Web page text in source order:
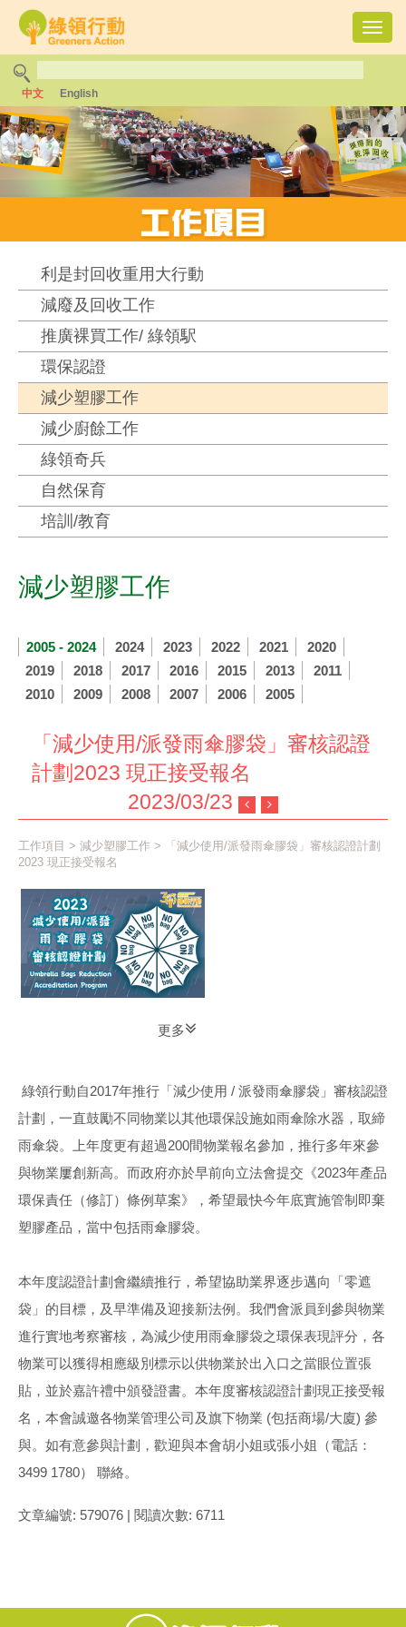
中文 English
利是封回收重用大行動
減廢及回收工作
推廣裸買工作/ 綠領駅
環保認證
減少塑膠工作
減少廚餘工作
綠領奇兵
自然保育
培訓/教育
減少塑膠工作
2005 - 2024 2024 2023 2022 2021
2020
2019
2018 2017 2016 2015 2013
2011
2010
2009 2008 2007 2006 2005
「減少使用/派發雨傘膠袋」審核認證
計劃2023 現正接受報名
2023/03/23
工作項目 > 減少塑膠工作 > 「減少使用/派發雨傘膠袋」審核認證計劃
2023 現正接受報名
更多
綠領行動自2017年推行「減少使用 / 派發雨傘膠袋」審核認證
計劃，一直鼓勵不同物業以其他環保設施如雨傘除水器，取締
雨傘袋。上年度更有超過200間物業報名參加，推行多年來參
與物業屢創新高。而政府亦於早前向立法會提交《2023年產品
環保責任（修訂）條例草案》，希望最快今年底實施管制即棄
塑膠產品，當中包括雨傘膠袋。
本年度認證計劃會繼續推行，希望協助業界逐步邁向「零遮
袋」的目標，及早準備及迎接新法例。我們會派員到參與物業
進行實地考察審核，為減少使用雨傘膠袋之環保表現評分，各
物業可以獲得相應級別標示以供物業於出入口之當眼位置張
貼，並於嘉許禮中頒發證書。本年度審核認證計劃現正接受報
名，本會誠邀各物業管理公司及旗下物業 (包括商場/大廈) 參
與。如有意參與計劃，歡迎與本會胡小姐或張小姐（電話：
3499 1780） 聯絡。
文章編號: 579076 | 閱讀次數: 6711